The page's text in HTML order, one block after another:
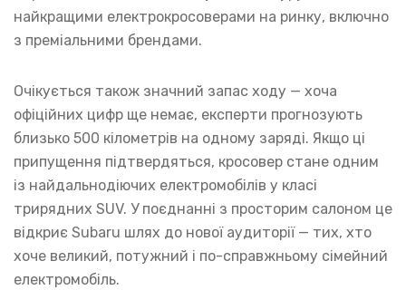
найкращими електрокросоверами на ринку, включно
з преміальними брендами.
Очікується також значний запас ходу — хоча
офіційних цифр ще немає, експерти прогнозують
близько 500 кілометрів на одному заряді. Якщо ці
припущення підтвердяться, кросовер стане одним
із найдальнодіючих електромобілів у класі
трирядних SUV. У поєднанні з просторим салоном це
відкриє Subaru шлях до нової аудиторії — тих, хто
хоче великий, потужний і по-справжньому сімейний
електромобіль.